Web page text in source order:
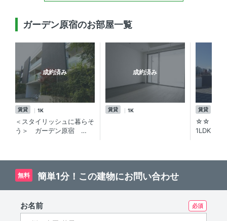
ガーデン原宿のお部屋一覧
成約済み
賃貸 1K
＜スタイリッシュに暮らそ
う＞ ガーデン原宿
成約済み
賃貸 1K 賃貸
☆☆【ガー
1LDK ?
無料 簡単1分！この建物にお問い合わせ
お名前